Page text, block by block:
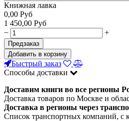
Книжная лавка
0,00 Руб
1 450,00 Руб
−
+
Предзаказ
Добавить в корзину
Быстрый заказ
Способы доставки
Доставим книги во все регионы
Доставка товаров по Москве и
Доставка в регионы через
Список транспортных компаний, с